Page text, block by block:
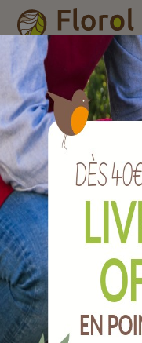
Accueil Nos produits
Pot basic raisin rouge
Pot BASIC raisin
Ref :
001030273